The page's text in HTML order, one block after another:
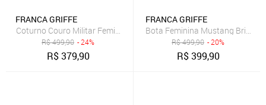
FRANCA GRIFFE
Coturno Couro Militar Feminino Solado Tratorado Cano Médio
R$499,90 - 24%
R$379,90
FRANCA GRIFFE
Bota Feminina Mustang
R$499,90 - 20%
R$399,90